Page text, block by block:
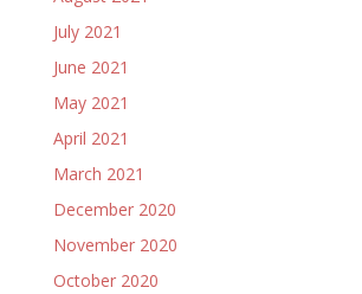
July 2021
June 2021
May 2021
April 2021
March 2021
December 2020
November 2020
October 2020